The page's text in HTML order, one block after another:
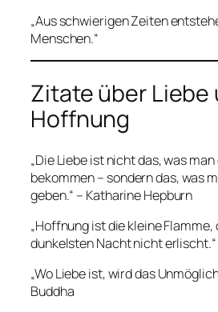
„Aus schwierigen Zeiten
Menschen.“
Zitate über Liebe
Hoffnung
„Die Liebe ist nicht das, was
bekommen – sondern das, was
geben.“ – Katharine Hepburn
„Hoffnung ist die kleine Flamme,
dunkelsten Nacht nicht erlischt.“
„Wo Liebe ist, wird das
Buddha